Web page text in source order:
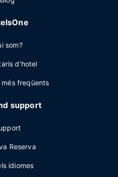
som?
d’hotel
més freqüents
support
Reserva
idiomes